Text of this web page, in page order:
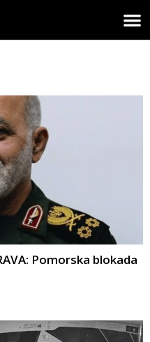
Pomorska blokada